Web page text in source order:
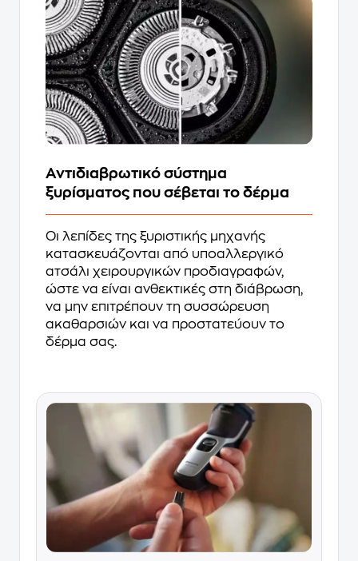
Αντιδιαβρωτικό σύστημα
ξυρίσματος που σέβεται το δέρμα
Οι λεπίδες της ξυριστικής μηχανής
κατασκευάζονται από υποαλλεργικό
ατσάλι χειρουργικών προδιαγραφών,
ώστε να είναι ανθεκτικές στη διάβρωση,
να μην επιτρέπουν τη συσσώρευση
ακαθαρσιών και να προστατεύουν το
δέρμα σας.